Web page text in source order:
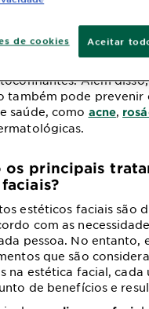
e confiança.
Além
também pode prevenir
saúde, como acne,
os principais
estéticos faciais são
com as
pessoa. No entanto,
que são
na estética facial, cada
de benefícios e
de cookies Aceitar